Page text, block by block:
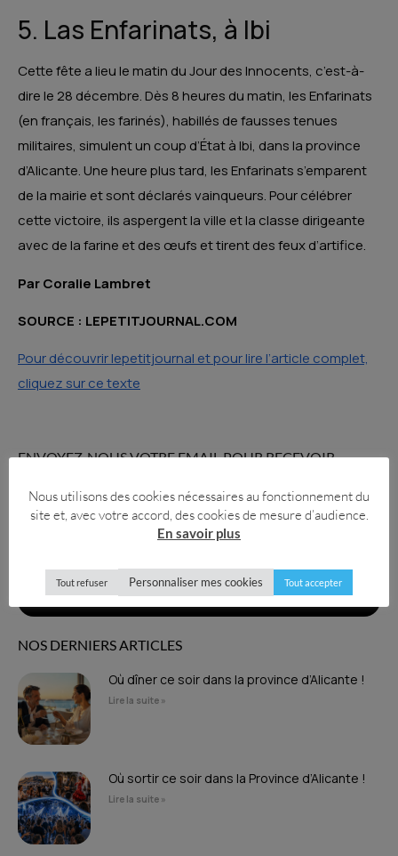
5. Las Enfarinats, à Ibi
Cette fête a lieu le matin du Jour des Innocents, c’est-à-
dire le 28 décembre. Dès 8 heures du matin, les Enfarinats
(en français, les farinés), habillés de fausses tenues
militaires, simulent un coup d’État à Ibi, dans la province
d’Alicante. Une heure plus tard, les Enfarinats s’emparent
de la mairie et sont déclarés vainqueurs. Pour célébrer
cette victoire, ils aspergent la ville et la classe dirigeante
avec de la farine et des œufs et tirent des feux d’artifice.
Par Coralie Lambret
SOURCE : LEPETITJOURNAL.COM
Pour découvrir lepetitjournal et pour lire l’article complet,
cliquez sur ce texte
ENVOYEZ-NOUS VOTRE EMAIL POUR RECEVOIR
Envoyer
NOS DERNIERS ARTICLES
Où dîner ce soir dans la province d’Alicante !
Lire la suite »
Où sortir ce soir dans la Province d’Alicante !
Lire la suite »
Nous utilisons des cookies nécessaires au fonctionnement du
site et, avec votre accord, des cookies de mesure d’audience.
En savoir plus
Tout refuser Personnaliser mes cookies Tout accepter